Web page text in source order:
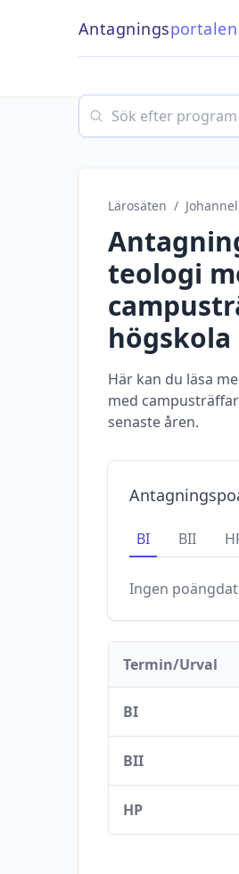
Antagningsportalen
Search
Lärosäten /
teologi
högskola
Här kan du läsa
med
senaste åren.
BI BII
Ingen
Termin/Urval
BI
BII
HP